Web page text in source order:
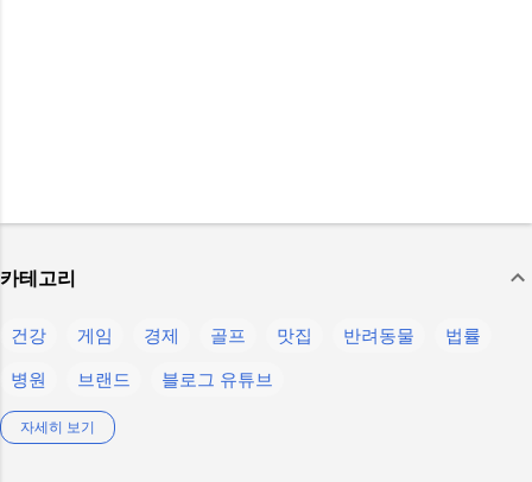
카테고리
건강 게임 경제 골프 맛집 반려동물
법률
병원
브랜드
블로그 유튜브
생활정보
스마트폰
자세히 보기